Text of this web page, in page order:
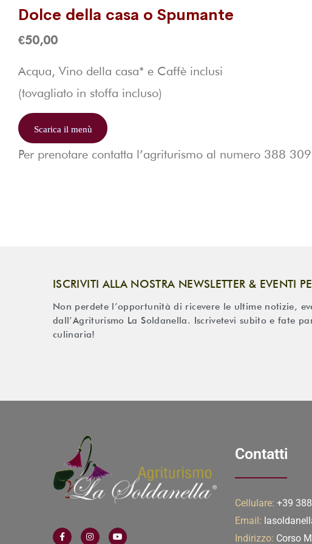
Dolce della casa o Spumante
€50,00
Acqua, Vino della casa* e Caffè inclusi
(tovagliato in stoffa incluso)
Scarica il menù
Per prenotare contatta l’agriturismo al numero 388
ISCRIVITI ALLA NOSTRA NEWSLETTER & EVENTI
Non perdete l’opportunità di ricevere le ultime notizie,
dall’Agriturismo La Soldanella. Iscrivetevi subito e fate
culinaria!
Contatti
Cellulare: +39
Email:
Indirizzo: Corso